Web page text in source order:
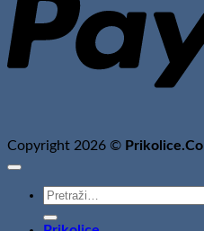
Copyright 2026 © Prikolice.Co
Pretraži: